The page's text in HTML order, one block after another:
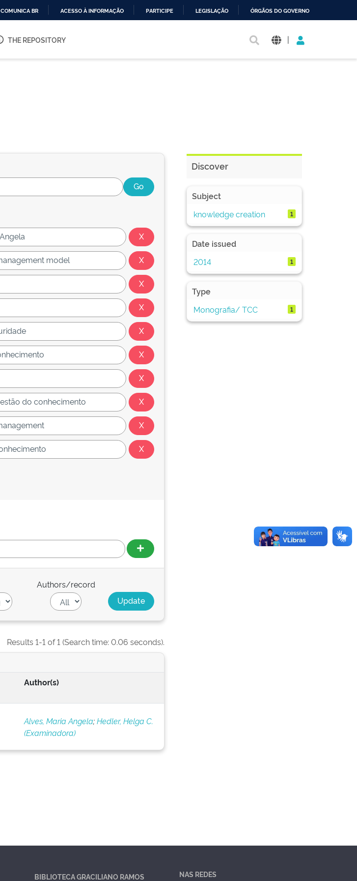
O
COMUNICA BR ACESSO À INFORMAÇÃO PARTICIPE LEGISLAÇÃO ÓRGÃOS DO GOVERNO
THE REPOSITORY |
Authors/record
Results 1-1 of 1 (Search time: 0.06 seconds).
Author(s)
Alves, Maria Angela;Hedler, Helga C.
(Examinadora)
Discover
Subject
knowledge creation
1
Date issued
2014
1
Type
Monografia/ TCC
1
BIBLIOTECA GRACILIANO RAMOS NAS REDES